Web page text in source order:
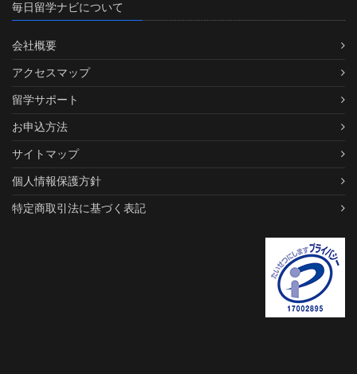
毎日留学ナビについて
会社概要
アクセスマップ
留学サポート
お申込方法
サイトマップ
個人情報保護方針
特定商取引法に基づく表記